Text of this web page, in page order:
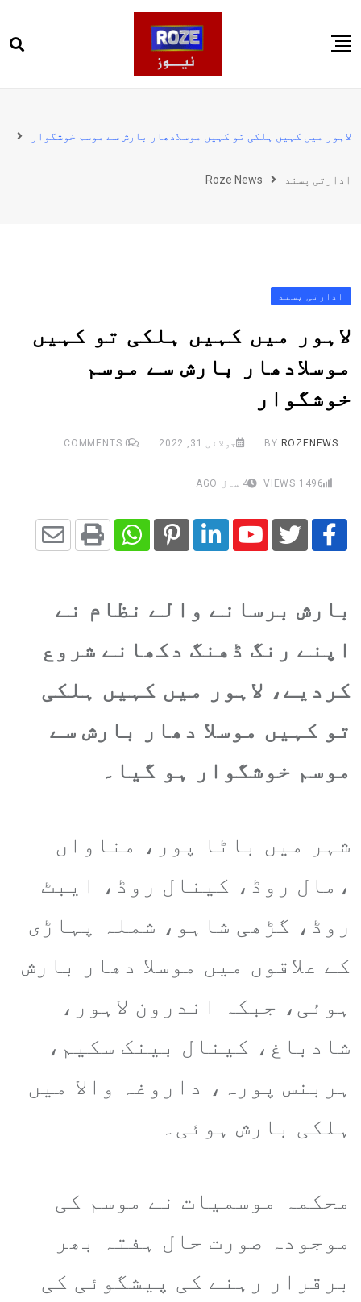
to
پاکستان
کھیل
لاہور میں کہیں ہلکی تو کہیں موسلادھار بارش سے موسم خوشگوار
ادارتی پسند Roze News
ادارتی پسند
لاہور میں کہیں ہلکی تو کہیں
موسلادھار بارش سے موسم
خوشگوار
BY ROZENEWS جولائی 31, 2022 0
1496 4 سال AGO
Youtube
LinkedIn
Pinterest
Whatsapp
Print
بارش برسانے والے نظام نے
اپنے رنگ ڈھنگ دکھانے شروع
کردیے، لاہور میں کہیں ہلکی
تو کہیں موسلا دھار بارش سے
موسم خوشگوار ہو گیا۔
شہر میں باٹا پور، مناواں
،مال روڈ، کینال روڈ، ایبٹ
روڈ، گڑھی شاہو، شملہ پہاڑی
کے علاقوں میں موسلا دھار بارش
ہوئی، جبکہ اندرون لاہور،
شادباغ، کینال بینک سکیم،
ہربنس پورہ، داروغہ والا میں
ہلکی بارش ہوئی۔
محکمہ موسمیات نے موسم کی
موجودہ صورت حال ہفتہ بھر
برقرار رہنے کی پیشگوئی کی